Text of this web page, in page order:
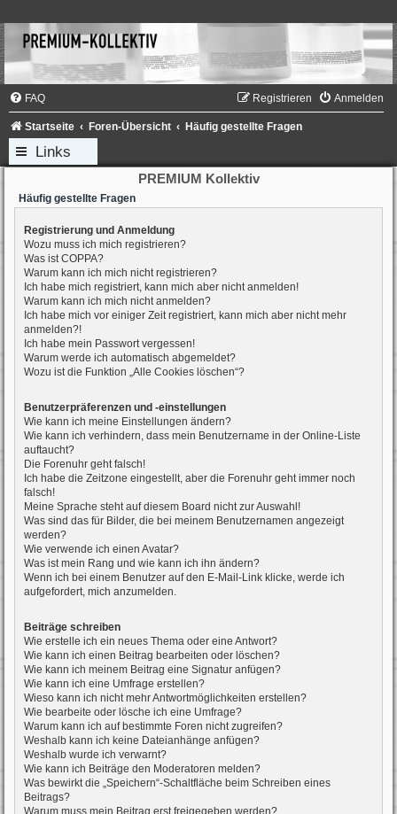
FAQ Anmelden
Registrieren
Startseite Foren-Übersicht Häufig gestellte Fragen
Links
PREMIUM Kollektiv
Häufig gestellte Fragen
Registrierung und Anmeldung
Wozu muss ich mich registrieren?
Was ist COPPA?
Warum kann ich mich nicht registrieren?
Ich habe mich registriert, kann mich aber nicht anmelden!
Warum kann ich mich nicht anmelden?
Ich habe mich vor einiger Zeit registriert, kann mich aber nicht mehr
anmelden?!
Ich habe mein Passwort vergessen!
Warum werde ich automatisch abgemeldet?
Wozu ist die Funktion „Alle Cookies löschen“?
Benutzerpräferenzen und -einstellungen
Wie kann ich meine Einstellungen ändern?
Wie kann ich verhindern, dass mein Benutzername in der Online-Liste
auftaucht?
Die Forenuhr geht falsch!
Ich habe die Zeitzone eingestellt, aber die Forenuhr geht immer noch
falsch!
Meine Sprache steht auf diesem Board nicht zur Auswahl!
Was sind das für Bilder, die bei meinem Benutzernamen angezeigt
werden?
Wie verwende ich einen Avatar?
Was ist mein Rang und wie kann ich ihn ändern?
Wenn ich bei einem Benutzer auf den E-Mail-Link klicke, werde ich
aufgefordert, mich anzumelden.
Beiträge schreiben
Wie erstelle ich ein neues Thema oder eine Antwort?
Wie kann ich einen Beitrag bearbeiten oder löschen?
Wie kann ich meinem Beitrag eine Signatur anfügen?
Wie kann ich eine Umfrage erstellen?
Wieso kann ich nicht mehr Antwortmöglichkeiten erstellen?
Wie bearbeite oder lösche ich eine Umfrage?
Warum kann ich auf bestimmte Foren nicht zugreifen?
Weshalb kann ich keine Dateianhänge anfügen?
Weshalb wurde ich verwarnt?
Wie kann ich Beiträge den Moderatoren melden?
Was bewirkt die „Speichern“-Schaltfläche beim Schreiben eines
Beitrags?